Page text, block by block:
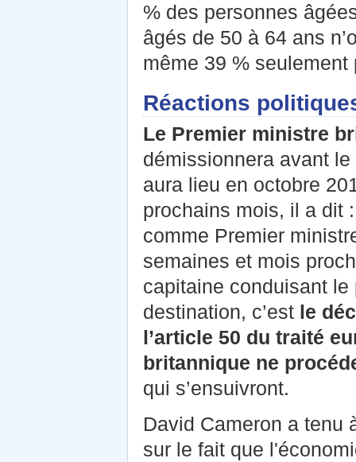
% des personnes
âgés de 50 à 64 ans
même 39 %
Réactions
Le Premier ministre
démissionnera avant
aura lieu en octobre
prochains mois, il a dit
comme Premier
semaines et mois
capitaine conduisant
destination, c’est le
l’article 50 du traité
britannique ne
qui s’ensuivront.
David Cameron a tenu
sur le fait que